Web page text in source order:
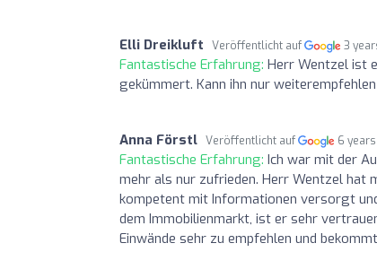
Elli Dreikluft Veröffentlicht auf 3
Fantastische Erfahrung: Herr Wentzel ist
gekümmert. Kann ihn nur
Anna Förstl Veröffentlicht auf 6
Fantastische Erfahrung: Ich war mit der
mehr als nur zufrieden. Herr Wentzel hat
kompetent mit Informationen versorgt
dem Immobilienmarkt, ist er sehr
Einwände sehr zu empfehlen und